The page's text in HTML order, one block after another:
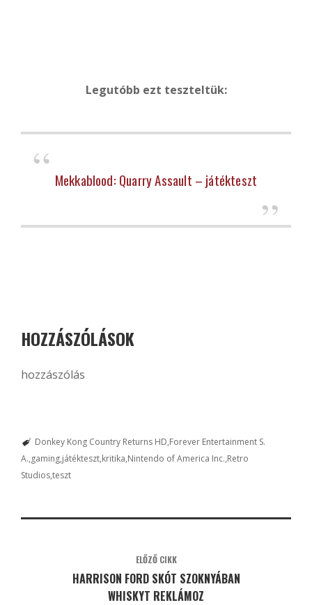
Legutóbb ezt teszteltük:
Mekkablood: Quarry Assault – játékteszt
HOZZÁSZÓLÁSOK
hozzászólás
Donkey Kong Country Returns HD Forever Entertainment S.
A. gaming játékteszt kritika Nintendo of America Inc. Retro
Studiosteszt
ELŐZŐ CIKK
HARRISON FORD SKÓT SZOKNYÁBAN
WHISKYT REKLÁMOZ